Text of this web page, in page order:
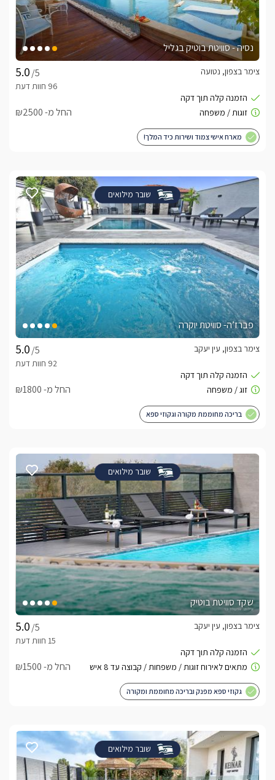
נסיה - סוויטת בוטיק בגליל
/5
צימר בצפון, נטועה
החל מ- ₪2500
מארח אישי צמוד ושירות כיד המלך!
שובר מילואים
פברז’ה- סוויטת יוקרה
/5
צימר בצפון, עין יעקב
החל מ- ₪1800
בריכה מחוממת מקורה וגקוזי ספא
שובר מילואים
שקד סוויטת בוטיק
/5
צימר בצפון, עין יעקב
החל מ- ₪1500
גקוזי ספא מפנק ובריכה מחוממת ומקורה
שובר מילואים